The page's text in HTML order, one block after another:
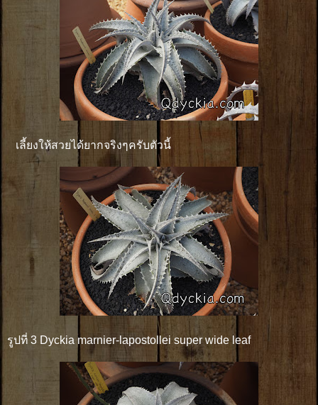
เลี้ยงให้สวยได้ยากจริงๆครับตัวนี้
รูปที่ 3 Dyckia marnier-lapostollei super wide leaf